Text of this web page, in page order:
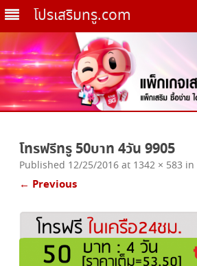
โปรเสริมทรู.com
content
โทรฟรีทรู 50บาท 4วัน 9905
Published 12/25/2016 at 1342 × 583 in
← Previous